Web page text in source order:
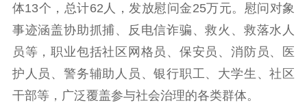
电影创作 电影市场
机关党建
党建要闻 学习在线
体13个，总计62人，发放慰问金25万元。慰问对象
事迹涵盖协助抓捕、反电信诈骗、救火、救落水人
员等，职业包括社区网格员、保安员、消防员、医
护人员、警务辅助人员、银行职工、大学生、社区
干部等，广泛覆盖参与社会治理的各类群体。